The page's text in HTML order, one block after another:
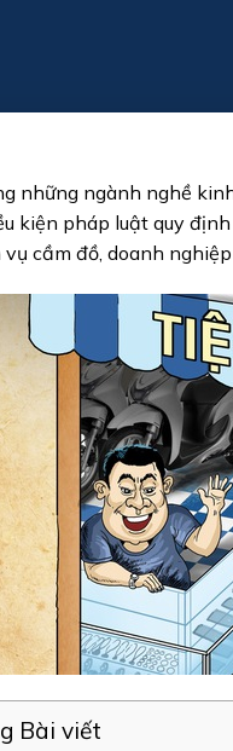
những ngành nghề
kiện pháp luật quy
cầm đồ, doanh
Bài viết